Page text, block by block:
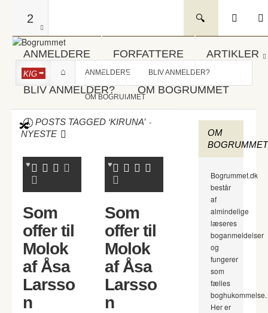
2
ANMELDERE FORFATTERE ARTIKLER
BLIV ANMELDER? OM BOGRUMMET
KIG ANMELDERE BLIV ANMELDER?
OM BOGRUMMET
POSTS TAGGED ‘KIRUNA’ -
NYESTE
Som
offer til
Molok
af Åsa
Larsso
n
Som
offer til
Molok
af Åsa
Larsso
n
OM
BOGRUMMET
Bogrummet.dk
består
af
almindelige
læseres
boganmeldelser
og
fungerer
som
fælles
boghukommelse.
Her er